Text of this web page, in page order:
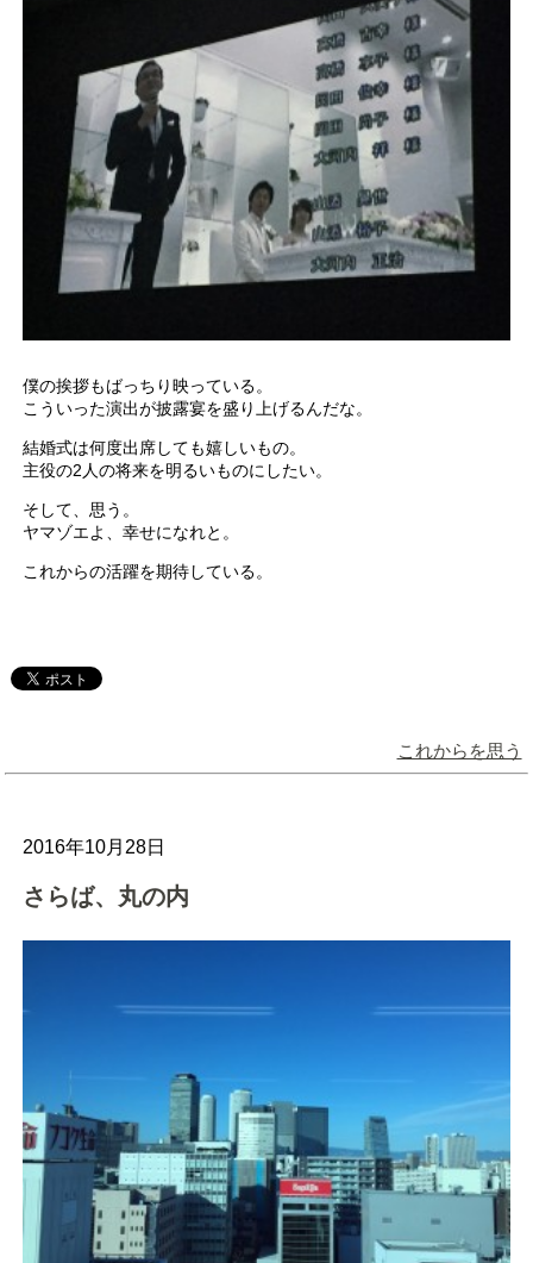
僕の挨拶もばっちり映っている。
こういった演出が披露宴を盛り上げるんだな。
結婚式は何度出席しても嬉しいもの。
主役の2人の将来を明るいものにしたい。
そして、思う。
ヤマゾエよ、幸せになれと。
これからの活躍を期待している。
これからを思う
2016年10月28日
さらば、丸の内